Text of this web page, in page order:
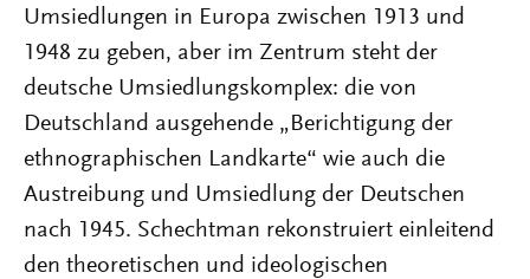
Umsiedlungen in Europa zwischen 1913 und
1948 zu geben, aber im Zentrum steht der
deutsche Umsiedlungskomplex: die von
Deutschland ausgehende „Berichtigung der
ethnographischen Landkarte“ wie auch die
Austreibung und Umsiedlung der Deutschen
nach 1945. Schechtman rekonstruiert einleitend
den theoretischen und ideologischen